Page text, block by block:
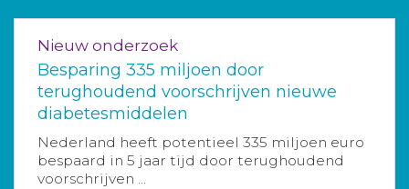
Nieuw onderzoek
Besparing 335 miljoen door
terughoudend voorschrijven nieuwe
diabetesmiddelen
Nederland heeft potentieel 335 miljoen euro
bespaard in 5 jaar tijd door terughoudend
voorschrijven ...